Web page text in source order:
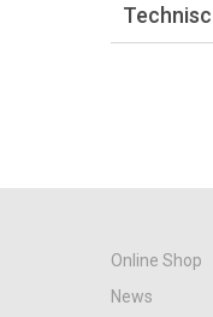
Online Shop
News